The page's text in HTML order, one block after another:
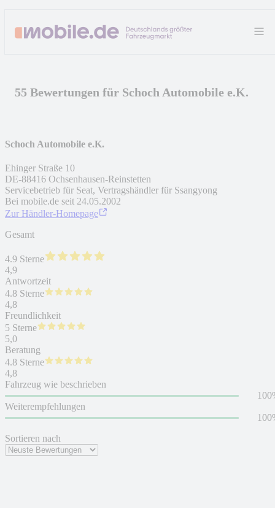
55 Bewertungen für Schoch Automobile e.K.
Sortieren nach
Schoch Automobile e.K.
Ehinger Straße 10
DE-88416 Ochsenhausen-Reinstetten
Servicebetrieb für Seat, Vertragshändler für Ssangyong
Bei mobile.de seit 24.05.2002
Zur Händler-Homepage
Gesamt
4.9 Sterne
4,9
Antwortzeit
4.8 Sterne
4,8
Freundlichkeit
5 Sterne
5,0
Beratung
4.8 Sterne
4,8
Fahrzeug wie beschrieben
Weiterempfehlungen